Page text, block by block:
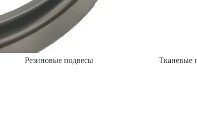
Резиновые подвесы Тканевые